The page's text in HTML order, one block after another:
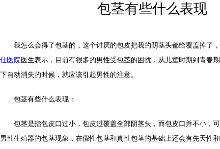
包茎有些什么表现
我怎么会得了包茎的，这个讨厌的包皮把我的阴茎头都给覆盖掉了，
仕医院 医生表示，目前有很多的男性受包茎的困扰，从儿童时期到青春
下自动消失的时候，就应该引起男性的注意。
包茎有些什么表现：
包茎是指包皮口过小，包皮过覆盖全部阴茎头，而包皮口并不小，
男性生殖器的包茎现象，在假性包茎和真性包茎的基础上还会有先天性